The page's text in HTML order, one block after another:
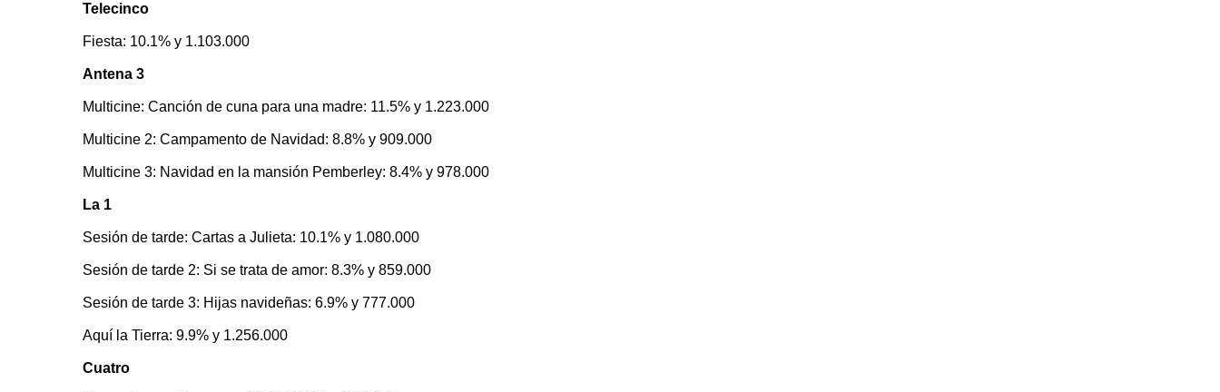
Telecinco
Fiesta: 10.1% y 1.103.000
Antena 3
Multicine: Canción de cuna para una madre: 11.5% y 1.223.000
Multicine 2: Campamento de Navidad: 8.8% y 909.000
Multicine 3: Navidad en la mansión Pemberley: 8.4% y 978.000
La 1
Sesión de tarde: Cartas a Julieta: 10.1% y 1.080.000
Sesión de tarde 2: Si se trata de amor: 8.3% y 859.000
Sesión de tarde 3: Hijas navideñas: 6.9% y 777.000
Aquí la Tierra: 9.9% y 1.256.000
Cuatro